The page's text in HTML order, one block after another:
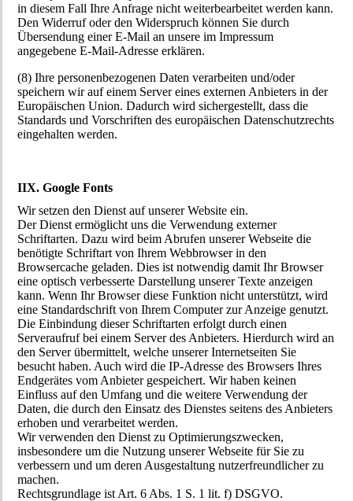
in diesem Fall Ihre Anfrage nicht weiterbearbeitet werden kann.
Den Widerruf oder den Widerspruch können Sie durch
Übersendung einer E-Mail an unsere im Impressum
angegebene E-Mail-Adresse erklären.
(8) Ihre personenbezogenen Daten verarbeiten und/oder
speichern wir auf einem Server eines externen Anbieters in der
Europäischen Union. Dadurch wird sichergestellt, dass die
Standards und Vorschriften des europäischen Datenschutzrechts
eingehalten werden.
IIX. Google Fonts
Wir setzen den Dienst auf unserer Website ein.
Der Dienst ermöglicht uns die Verwendung externer
Schriftarten. Dazu wird beim Abrufen unserer Webseite die
benötigte Schriftart von Ihrem Webbrowser in den
Browsercache geladen. Dies ist notwendig damit Ihr Browser
eine optisch verbesserte Darstellung unserer Texte anzeigen
kann. Wenn Ihr Browser diese Funktion nicht unterstützt, wird
eine Standardschrift von Ihrem Computer zur Anzeige genutzt.
Die Einbindung dieser Schriftarten erfolgt durch einen
Serveraufruf bei einem Server des Anbieters. Hierdurch wird an
den Server übermittelt, welche unserer Internetseiten Sie
besucht haben. Auch wird die IP-Adresse des Browsers Ihres
Endgerätes vom Anbieter gespeichert. Wir haben keinen
Einfluss auf den Umfang und die weitere Verwendung der
Daten, die durch den Einsatz des Dienstes seitens des Anbieters
erhoben und verarbeitet werden.
Wir verwenden den Dienst zu Optimierungszwecken,
insbesondere um die Nutzung unserer Webseite für Sie zu
verbessern und um deren Ausgestaltung nutzerfreundlicher zu
machen.
Rechtsgrundlage ist Art. 6 Abs. 1 S. 1 lit. f) DSGVO.